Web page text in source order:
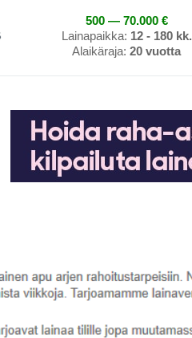
500 — 70.000 €
Lainapaikka: 12 - 180 kk.
Alaikäraja: 20 vuotta